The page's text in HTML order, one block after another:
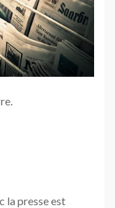
la presse est